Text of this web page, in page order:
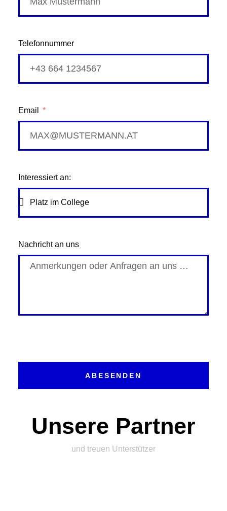
Telefonnummer
Email
Interessiert an:
Nachricht an uns
ABESENDEN
Unsere Partner
und treuen Unterstützer